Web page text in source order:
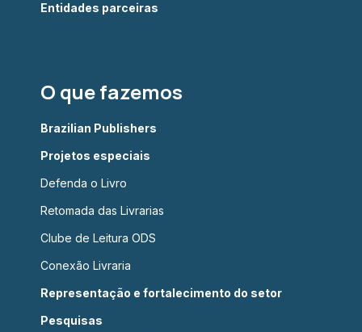
Entidades parceiras
O que fazemos
Brazilian Publishers
Projetos especiais
Defenda o Livro
Retomada das Livrarias
Clube de Leitura ODS
Conexão Livraria
Representação e fortalecimento do setor
Pesquisas